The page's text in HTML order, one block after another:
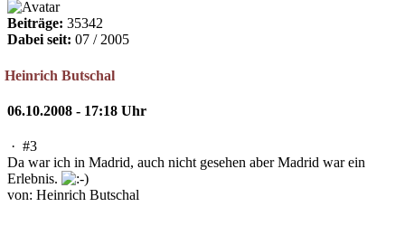
Beiträge: 35342
Dabei seit: 07 / 2005
Heinrich Butschal
06.10.2008 - 17:18 Uhr
· #3
Da war ich in Madrid, auch nicht gesehen aber Madrid war ein
Erlebnis.
von: Heinrich Butschal